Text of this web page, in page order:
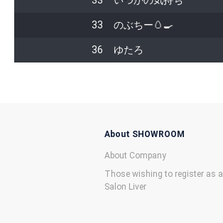
33 のぶちー🥚🍳
36 ゆたろ
About SHOWROOM
About Company
Those wishing to register as a
Salon Liver